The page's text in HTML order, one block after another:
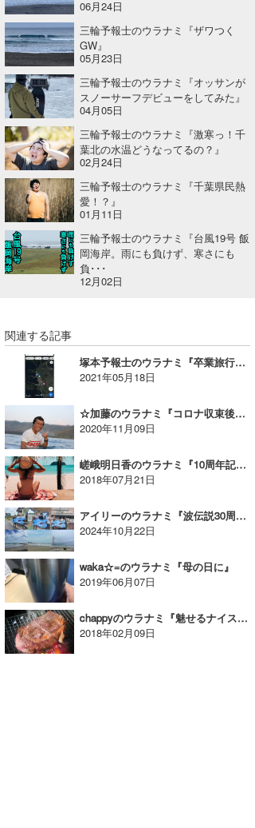
06月24日
三輪予報士のウラナミ『ザワつく
GW』
05月23日
三輪予報士のウラナミ『オッサンが
スノーサーフデビューをしてみた』
04月05日
三輪予報士のウラナミ『激寒っ！千
葉北の水温どうなってるの？』
02月24日
三輪予報士のウラナミ『千葉県民熱
愛！？』
01月11日
三輪予報士のウラナミ『台風19号 飯
岡海岸。雨にも負けず、寒さにも
負･･･
12月02日
関連する記事
塚本予報士のウラナミ『卒業旅行③：ペルー・マチュピチュ編』
2021年05月18日
☆加藤のウラナミ『コロナ収束後のサーフトリップに思いを寄せる』
2020年11月09日
嵯峨明日香のウラナミ『10周年記念旅行！プーケット・後編』
2018年07月21日
アイリーのウラナミ『波伝説30周年 挨拶巡りin茨城』
2024年10月22日
waka☆=のウラナミ『母の日に』
2019年06月07日
chappyのウラナミ『魅せるナイスなアレを目指して〜お肉ダイエット！』
2018年02月09日